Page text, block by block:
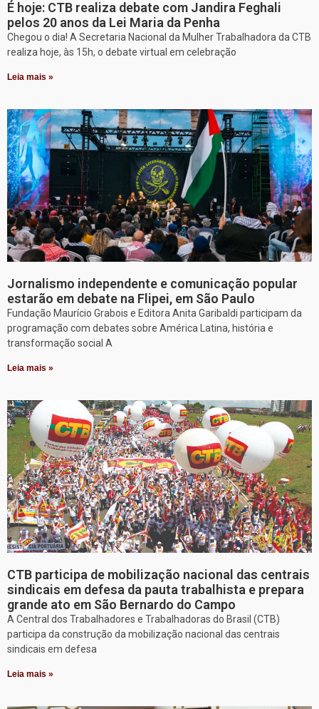
É hoje: CTB realiza debate com Jandira Feghali
pelos 20 anos da Lei Maria da Penha
Chegou o dia! A Secretaria Nacional da Mulher Trabalhadora da CTB
realiza hoje, às 15h, o debate virtual em celebração
Leia mais »
Jornalismo independente e comunicação popular
estarão em debate na Flipei, em São Paulo
Fundação Maurício Grabois e Editora Anita Garibaldi participam da
programação com debates sobre América Latina, história e
transformação social A
Leia mais »
CTB participa de mobilização nacional das centrais
sindicais em defesa da pauta trabalhista e prepara
grande ato em São Bernardo do Campo
A Central dos Trabalhadores e Trabalhadoras do Brasil (CTB)
participa da construção da mobilização nacional das centrais
sindicais em defesa
Leia mais »